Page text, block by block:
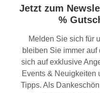
Jetzt zum
%
Melden Sie sich für
bleiben Sie immer
sich auf exklusive
Events & Neuigkeiten
Tipps. Als